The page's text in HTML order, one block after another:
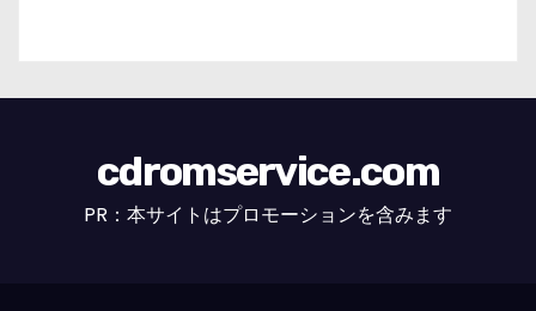
cdromservice.com
PR：本サイトはプロモーションを含みます